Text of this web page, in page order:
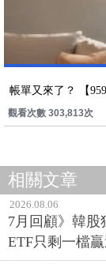
帳單又來了？ 【
觀看次數 303,813次
相關文章
2026.08.06
7月回顧》韓股
ETF只剩一檔